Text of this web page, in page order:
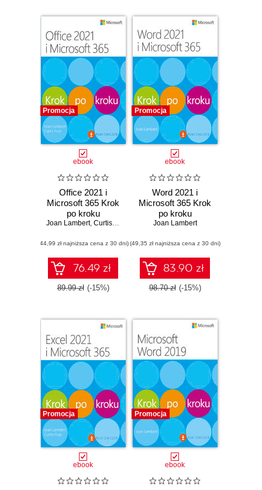
Promocja
ebook
Office 2021 i
Microsoft 365 Krok
po kroku
Joan Lambert, Curtis Frye
(44,99 zł najniższa cena z 30 dni)
76.49 zł
89.99 zł (-15%)
Promocja
ebook
Word 2021 i
Microsoft 365 Krok
po kroku
Joan Lambert
(49,35 zł najniższa cena z 30 dni)
83.90 zł
98.70 zł (-15%)
Promocja
ebook
Promocja
ebook